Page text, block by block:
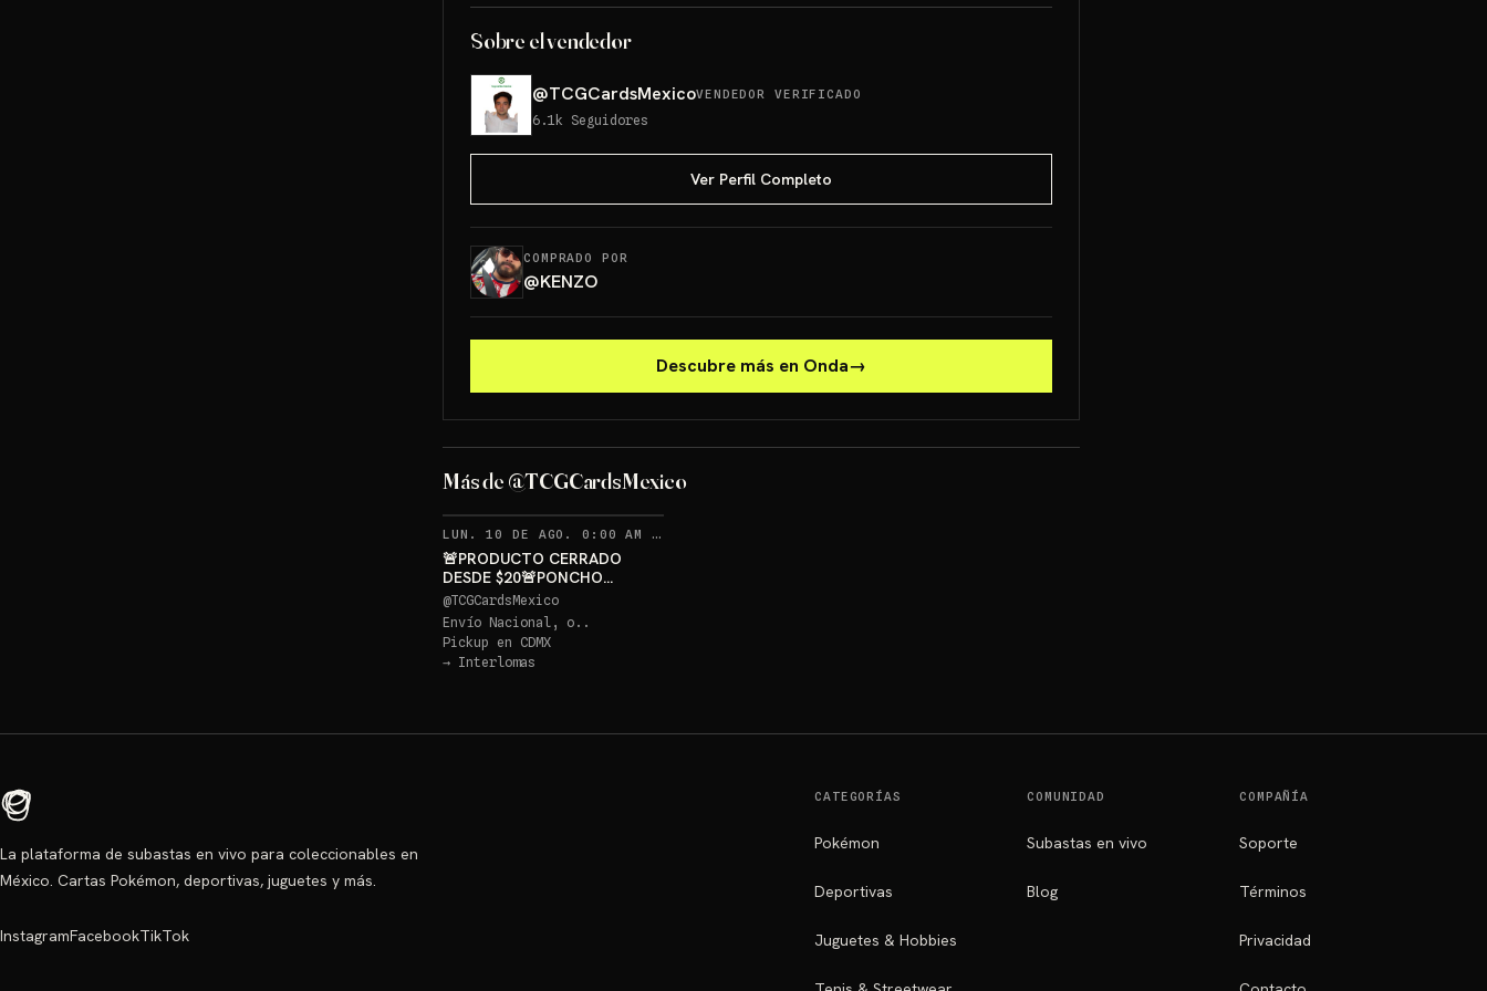
Sobre el vendedor
@TCGCardsMexicoVENDEDOR VERIFICADO
6.1k Seguidores
Ver Perfil Completo
COMPRADO POR
@KENZO
Descubre más en Onda→
Más de @TCGCardsMexico
PONCHO PIKACHU PSA 10
Sorteo: PONCHO PIKACHU PSA 10 GRATIS →
LUN. 10 DE AGO. 0:00 AM ·
🚨PRODUCTO CERRADO
DESDE $20🚨PONCHO
PIKACHU PSA 10 GRATIS
@TCGCardsMexico
Envío Nacional, o..
Pickup en CDMX
→ Interlomas
La plataforma de subastas en vivo para coleccionables en
México. Cartas Pokémon, deportivas, juguetes y más.
InstagramFacebookTikTok
CATEGORÍAS
Pokémon
Deportivas
Juguetes & Hobbies
COMUNIDAD
Subastas en vivo
Blog
COMPAÑÍA
Soporte
Términos
Privacidad